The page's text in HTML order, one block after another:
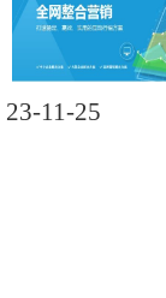
23-11-25